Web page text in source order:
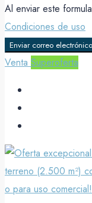
Al enviar este
Condiciones de uso
Enviar correo electrónico
Venta Superoferta